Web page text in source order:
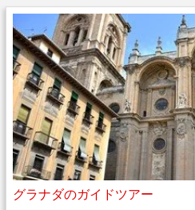
グラナダのガイドツアー